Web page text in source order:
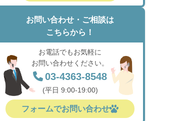
お問い合わせ・ご相談は
こちらから！
お電話でもお気軽に
お問い合わせください。
03-4363-8548
(平日 9:00-19:00)
フォームでお問い合わせ